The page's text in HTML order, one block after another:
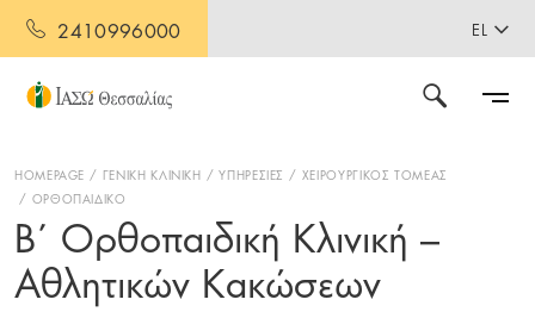
2410996000 EL
HOMEPAGE ΓΕΝΙΚΗ ΚΛΙΝΙΚΗ ΥΠΗΡΕΣΙΕΣ
ΧΕΙΡΟΥΡΓΙΚΟΣ ΤΟΜΕΑΣ
ΟΡΘΟΠΑΙΔΙΚΟ
Β΄ Ορθοπαιδική Κλινική –
Αθλητικών Κακώσεων